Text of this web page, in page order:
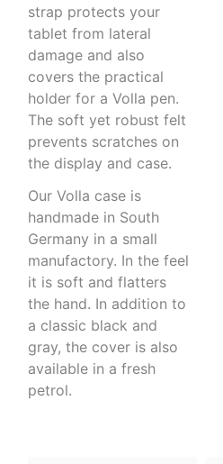
strap protects your
tablet from lateral
damage and also
covers the practical
holder for a Volla pen.
The soft yet robust felt
prevents scratches on
the display and case.
Our Volla case is
handmade in South
Germany in a small
manufactory. In the feel
it is soft and flatters
the hand. In addition to
a classic black and
gray, the cover is also
available in a fresh
petrol.